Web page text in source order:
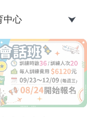
中心